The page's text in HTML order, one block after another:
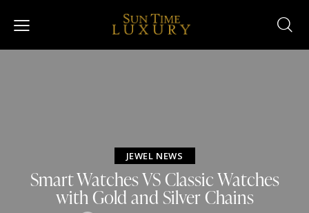
JEWEL NEWS
Smart Watches VS Classic Watches
with Gold and Silver Chains